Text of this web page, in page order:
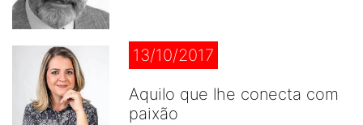
13/10/2017
Aquilo que lhe conecta com
paixão